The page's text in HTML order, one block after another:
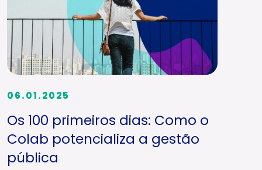
06.01.2025
Os 100 primeiros dias: Como o
Colab potencializa a gestão
pública